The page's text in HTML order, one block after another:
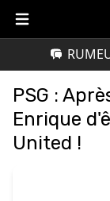
PSG :
Enrique
United !